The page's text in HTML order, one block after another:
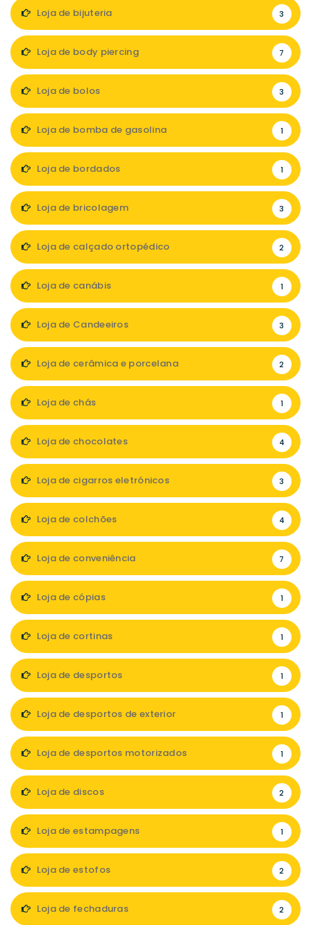
Loja de bijuteria 3
Loja de body piercing 7
Loja de bolos 3
Loja de bomba de gasolina 1
Loja de bordados 1
Loja de bricolagem 3
Loja de calçado ortopédico 2
Loja de canábis 1
Loja de Candeeiros 3
Loja de cerâmica e porcelana 2
Loja de chás 1
Loja de chocolates 4
Loja de cigarros eletrónicos 3
Loja de colchões 4
Loja de conveniência 7
Loja de cópias 1
Loja de cortinas 1
Loja de desportos 1
Loja de desportos de exterior 1
Loja de desportos motorizados 1
Loja de discos 2
Loja de estampagens 1
Loja de estofos 2
Loja de fechaduras 2